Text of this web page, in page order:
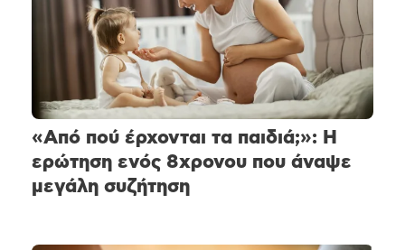
«Από πού έρχονται τα παιδιά;»: Η
ερώτηση ενός 8χρονου που άναψε
μεγάλη συζήτηση